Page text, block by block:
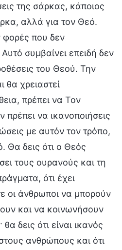
της σάρκας, κάποιος
αλλά για τον Θεό.
που δεν
συμβαίνει επειδή δεν
του Θεού. Την
θα χρειαστεί
πρέπει να Τον
πρέπει να ικανοποιήσεις
με αυτόν τον τρόπο,
Θα δεις ότι ο Θεός
τους ουρανούς και τη
ότι έχει
οι άνθρωποι να μπορούν
και να κοινωνήσουν
δεις ότι είναι ικανός
ανθρώπους και ότι